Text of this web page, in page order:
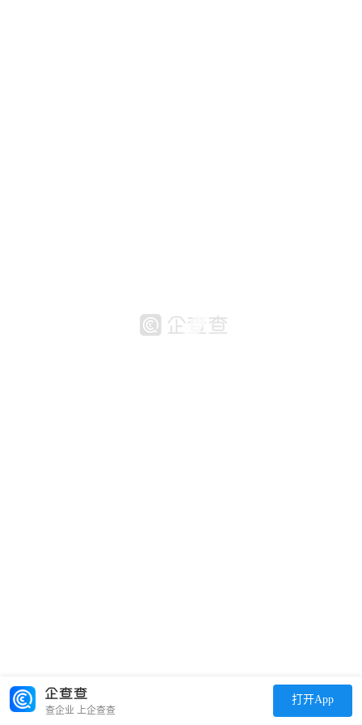
查企业 上企查查
打开App